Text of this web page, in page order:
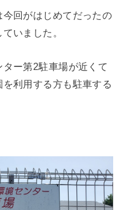
回がはじめてだったの
いました。
ー第2駐車場が近くて
利用する方も駐車する